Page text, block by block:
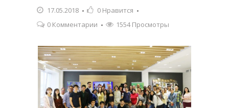
17.05.2018 0 Нравится
0 Комментарии
1554 Просмотры